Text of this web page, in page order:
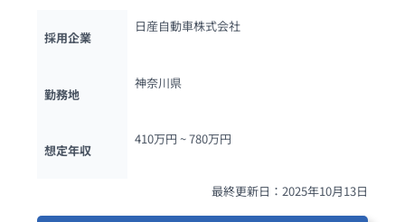
採用企業
日産自動車株式会社
勤務地
神奈川県
想定年収
410万円 ~ 780万円
最終更新日：2025年10月13日